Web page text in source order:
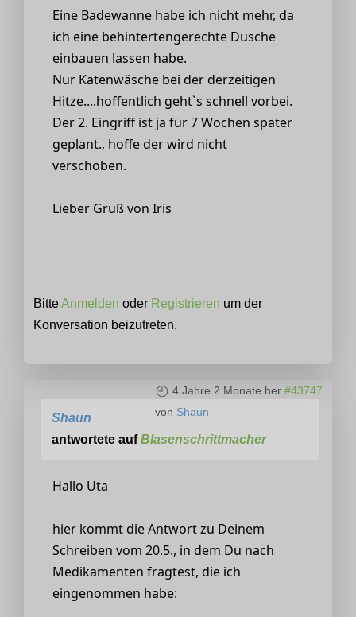
Eine Badewanne habe ich nicht mehr, da
ich eine behintertengerechte Dusche
einbauen lassen habe.
Nur Katenwäsche bei der derzeitigen
Hitze....hoffentlich geht`s schnell vorbei.
Der 2. Eingriff ist ja für 7 Wochen später
geplant., hoffe der wird nicht
verschoben.
Lieber Gruß von Iris
BitteAnmelden oder Registrieren um der
Konversation beizutreten.
4 Jahre 2 Monate her #43747
von Shaun
Shaun
antwortete aufBlasenschrittmacher
Hallo Uta
hier kommt die Antwort zu Deinem
Schreiben vom 20.5., in dem Du nach
Medikamenten fragtest, die ich
eingenommen habe: